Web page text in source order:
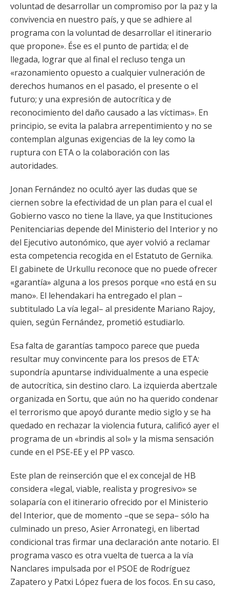
voluntad de desarrollar un compromiso por la paz y la
convivencia en nuestro país, y que se adhiere al
programa con la voluntad de desarrollar el itinerario
que propone». Ése es el punto de partida; el de
llegada, lograr que al final el recluso tenga un
«razonamiento opuesto a cualquier vulneración de
derechos humanos en el pasado, el presente o el
futuro; y una expresión de autocrítica y de
reconocimiento del daño causado a las víctimas». En
principio, se evita la palabra arrepentimiento y no se
contemplan algunas exigencias de la ley como la
ruptura con ETA o la colaboración con las
autoridades.
Jonan Fernández no ocultó ayer las dudas que se
ciernen sobre la efectividad de un plan para el cual el
Gobierno vasco no tiene la llave, ya que Instituciones
Penitenciarias depende del Ministerio del Interior y no
del Ejecutivo autonómico, que ayer volvió a reclamar
esta competencia recogida en el Estatuto de Gernika.
El gabinete de Urkullu reconoce que no puede ofrecer
«garantía» alguna a los presos porque «no está en su
mano». El lehendakari ha entregado el plan –
subtitulado La vía legal– al presidente Mariano Rajoy,
quien, según Fernández, prometió estudiarlo.
Esa falta de garantías tampoco parece que pueda
resultar muy convincente para los presos de ETA:
supondría apuntarse individualmente a una especie
de autocrítica, sin destino claro. La izquierda abertzale
organizada en Sortu, que aún no ha querido condenar
el terrorismo que apoyó durante medio siglo y se ha
quedado en rechazar la violencia futura, calificó ayer el
programa de un «brindis al sol» y la misma sensación
cunde en el PSE-EE y el PP vasco.
Este plan de reinserción que el ex concejal de HB
considera «legal, viable, realista y progresivo» se
solaparía con el itinerario ofrecido por el Ministerio
del Interior, que de momento –que se sepa– sólo ha
culminado un preso, Asier Arronategi, en libertad
condicional tras firmar una declaración ante notario. El
programa vasco es otra vuelta de tuerca a la vía
Nanclares impulsada por el PSOE de Rodríguez
Zapatero y Patxi López fuera de los focos. En su caso,